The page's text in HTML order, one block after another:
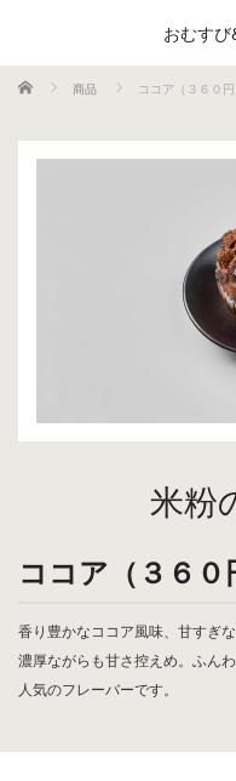
おむす
ホーム 商品 ココア（３６０円
米粉
ココア（３６０
香り豊かなココア風味、甘すぎ
濃厚ながらも甘さ控えめ。ふん
人気のフレーバーです。